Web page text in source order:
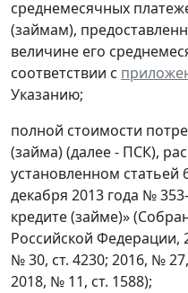
среднемесячных
(займам),
величине его
соответствии с
Указанию;
полной стоимости
(займа) (далее - ПСК),
установленном статьей
декабря 2013 года №
кредите (займе)»
Российской Федерации,
№ 30, ст. 4230; 2016, №
2018, № 11, ст. 1588);